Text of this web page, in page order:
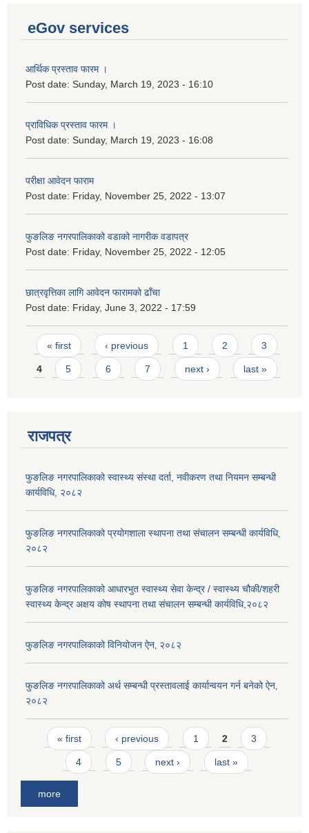
eGov services
आर्थिक प्रस्ताव फारम ।
Post date: Sunday, March 19, 2023 - 16:10
प्राविधिक प्रस्ताव फारम ।
Post date: Sunday, March 19, 2023 - 16:08
परीक्षा आवेदन फाराम
Post date: Friday, November 25, 2022 - 13:07
फुङलिङ नगरपालिकाको वडाको नागरीक वडापत्र
Post date: Friday, November 25, 2022 - 12:05
छात्रवृत्तिका लागि आवेदन फारामको ढाँचा
Post date: Friday, June 3, 2022 - 17:59
Pages
« first ‹ previous 1 2 3
4 5 6 7 next › last »
राजपत्र
फुङलिङ नगरपालिकाको स्वास्थ्य संस्था दर्ता, नवीकरण तथा नियमन सम्बन्धी
कार्यविधि, २०८२
फुङलिङ नगरपालिकाको प्रयोगशाला स्थापना तथा संचालन सम्बन्धी कार्यविधि‚
२०८२
फुङलिङ नगरपालिकाको आधारभुत स्वास्थ्य सेवा केन्द्र / स्वास्थ्य चौकी/शहरी
स्वास्थ्य केन्द्र अक्षय कोष स्थापना तथा संचालन सम्बन्धी कार्यविधि,२०८२
फुङलिङ नगरपालिकाको विनियोजन ऐन‚ २०८२
फुङलिङ नगरपालिकाको अर्थ सम्बन्धी प्रस्तावलाई कार्यान्वयन गर्न बनेको ऐन‚
२०८२
Pages
« first ‹ previous 1 2 3
4 5 next › last »
more